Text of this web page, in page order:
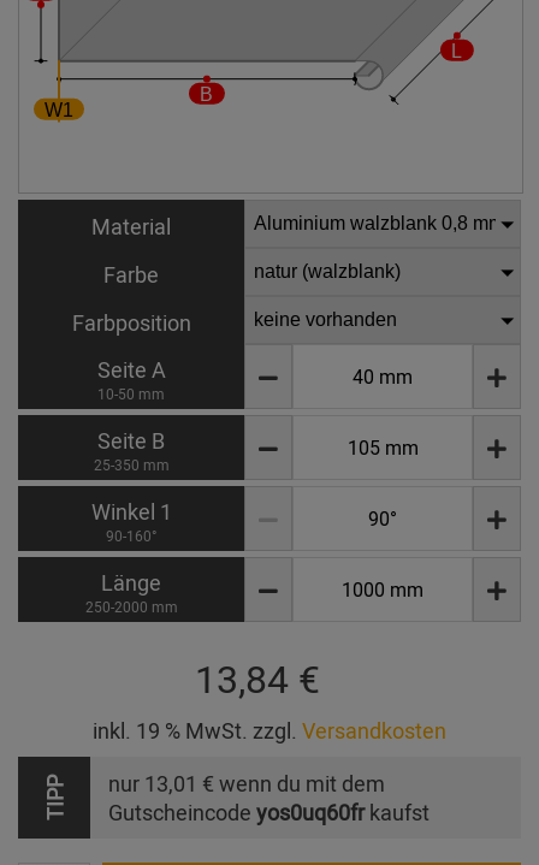
Material
Farbe
Farbposition
Seite A
10-50 mm
Seite B
25-350 mm
Winkel 1
90-160°
Länge
250-2000 mm
13,84 €
inkl. 19 % MwSt. zzgl. Versandkosten
TIPP nur 13,01 € wenn du mit dem
Gutscheincode yos0uq60frkaufst